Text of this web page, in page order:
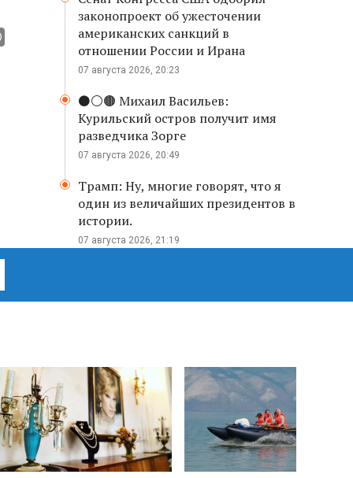
законопроект об ужесточении
американских санкций в
отношении России и Ирана
07 августа 2026, 20:23
⚫️⚪️🟤 Михаил Васильев:
Курильский остров получит имя
разведчика Зорге
07 августа 2026, 20:49
Трамп: Ну, многие говорят, что я
один из величайших президентов в
истории.
07 августа 2026, 21:19